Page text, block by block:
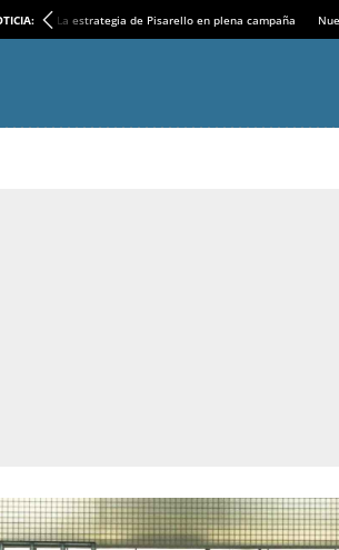
La estrategia de Pisarello en plena campaña